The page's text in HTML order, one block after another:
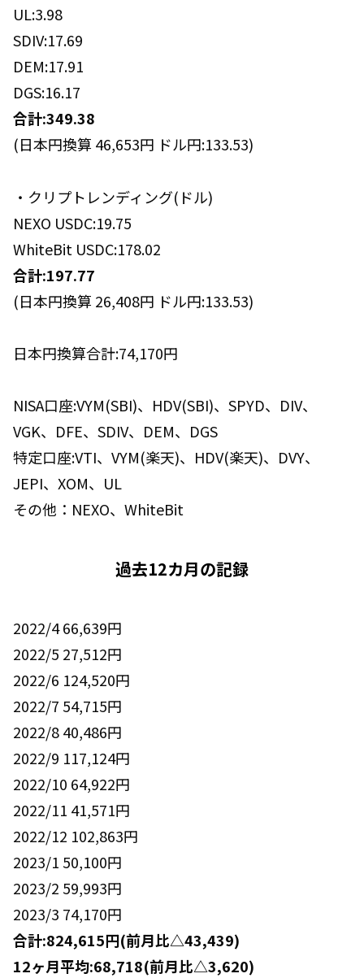
UL:3.98
SDIV:17.69
DEM:17.91
DGS:16.17
合計:349.38
(日本円換算 46,653円 ドル円:133.53)
・クリプトレンディング(ドル)
NEXO USDC:19.75
WhiteBit USDC:178.02
合計:197.77
(日本円換算 26,408円 ドル円:133.53)
日本円換算合計:74,170円
NISA口座:VYM(SBI)、HDV(SBI)、SPYD、DIV、
VGK、DFE、SDIV、DEM、DGS
特定口座:VTI、VYM(楽天)、HDV(楽天)、DVY、
JEPI、XOM、UL
その他：NEXO、WhiteBit
過去12カ月の記録
2022/4 66,639円
2022/5 27,512円
2022/6 124,520円
2022/7 54,715円
2022/8 40,486円
2022/9 117,124円
2022/10 64,922円
2022/11 41,571円
2022/12 102,863円
2023/1 50,100円
2023/2 59,993円
2023/3 74,170円
合計:824,615円(前月比△43,439)
12ヶ月平均:68,718(前月比△3,620)